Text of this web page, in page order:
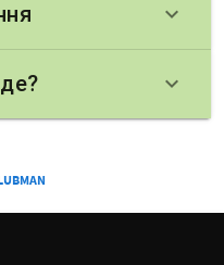
keyboard_arrow_down
keyboard_arrow_down